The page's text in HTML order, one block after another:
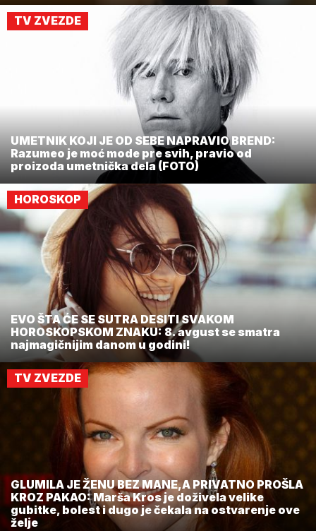
TV ZVEZDE
UMETNIK KOJI JE OD SEBE NAPRAVIO BREND:
Razumeo je moć mode pre svih, pravio od
proizoda umetnička dela (FOTO)
HOROSKOP
EVO ŠTA ĆE SE SUTRA DESITI SVAKOM
HOROSKOPSKOM ZNAKU: 8. avgust se smatra
najmagičnijim danom u godini!
TV ZVEZDE
GLUMILA JE ŽENU BEZ MANE,A PRIVATNO PROŠLA
KROZ PAKAO: Marša Kros je doživela velike
gubitke, bolest i dugo je čekala na ostvarenje ove
želje